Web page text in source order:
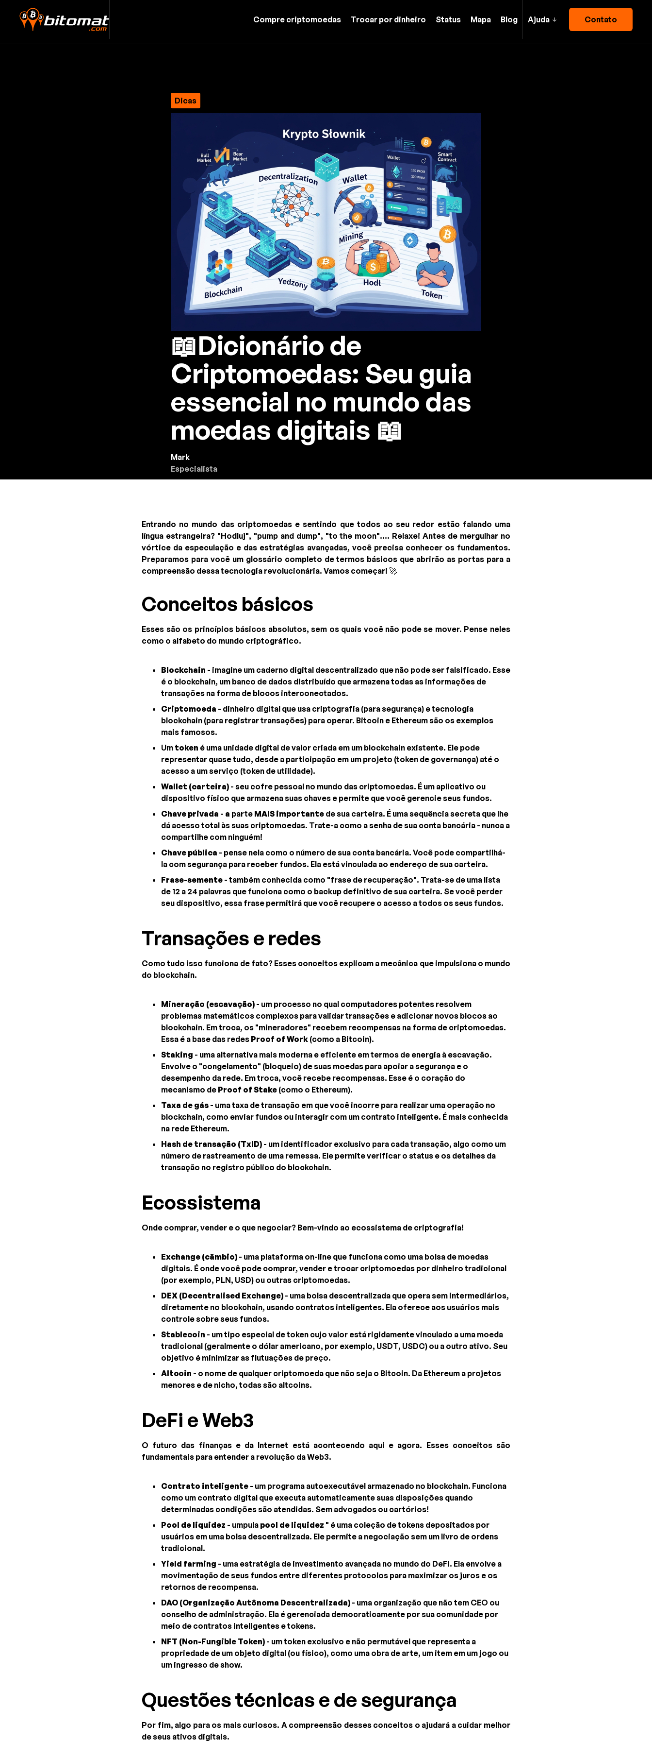
Compre criptomoedas Trocar por dinheiro Status Mapa Blog Ajuda Contato
Dicas
📖Dicionário de
Criptomoedas: Seu guia
essencial no mundo das
moedas digitais 📖
Mark
Especialista
Entrando no mundo das criptomoedas e sentindo que todos ao seu redor estão falando uma
língua estrangeira? "Hodluj", "pump and dump", "to the moon".... Relaxe! Antes de mergulhar no
vórtice da especulação e das estratégias avançadas, você precisa conhecer os fundamentos.
Preparamos para você um glossário completo de termos básicos que abrirão as portas para a
compreensão dessa tecnologia revolucionária. Vamos começar! 🚀
Conceitos básicos
Esses são os princípios básicos absolutos, sem os quais você não pode se mover. Pense neles
como o alfabeto do mundo criptográfico.
Blockchain - imagine um caderno digital descentralizado que não pode ser falsificado. Esse
é o blockchain, um banco de dados distribuído que armazena todas as informações de
transações na forma de blocos interconectados.
Criptomoeda - dinheiro digital que usa criptografia (para segurança) e tecnologia
blockchain (para registrar transações) para operar. Bitcoin e Ethereum são os exemplos
mais famosos.
Um token é uma unidade digital de valor criada em um blockchain existente. Ele pode
representar quase tudo, desde a participação em um projeto (token de governança) até o
acesso a um serviço (token de utilidade).
Wallet (carteira) - seu cofre pessoal no mundo das criptomoedas. É um aplicativo ou
dispositivo físico que armazena suas chaves e permite que você gerencie seus fundos.
Chave privada - a parte MAIS importante de sua carteira. É uma sequência secreta que lhe
dá acesso total às suas criptomoedas. Trate-a como a senha de sua conta bancária - nunca a
compartilhe com ninguém!
Chave pública - pense nela como o número de sua conta bancária. Você pode compartilhá-
la com segurança para receber fundos. Ela está vinculada ao endereço de sua carteira.
Frase-semente - também conhecida como "frase de recuperação". Trata-se de uma lista
de 12 a 24 palavras que funciona como o backup definitivo de sua carteira. Se você perder
seu dispositivo, essa frase permitirá que você recupere o acesso a todos os seus fundos.
Transações e redes
Como tudo isso funciona de fato? Esses conceitos explicam a mecânica que impulsiona o mundo
do blockchain.
Mineração (escavação) - um processo no qual computadores potentes resolvem
problemas matemáticos complexos para validar transações e adicionar novos blocos ao
blockchain. Em troca, os "mineradores" recebem recompensas na forma de criptomoedas.
Essa é a base das redes Proof of Work (como a Bitcoin).
Staking - uma alternativa mais moderna e eficiente em termos de energia à escavação.
Envolve o "congelamento" (bloqueio) de suas moedas para apoiar a segurança e o
desempenho da rede. Em troca, você recebe recompensas. Esse é o coração do
mecanismo de Proof of Stake (como o Ethereum).
Taxa de gás - uma taxa de transação em que você incorre para realizar uma operação no
blockchain, como enviar fundos ou interagir com um contrato inteligente. É mais conhecida
na rede Ethereum.
Hash de transação (TxID) - um identificador exclusivo para cada transação, algo como um
número de rastreamento de uma remessa. Ele permite verificar o status e os detalhes da
transação no registro público do blockchain.
Ecossistema
Onde comprar, vender e o que negociar? Bem-vindo ao ecossistema de criptografia!
Exchange (câmbio) - uma plataforma on-line que funciona como uma bolsa de moedas
digitais. É onde você pode comprar, vender e trocar criptomoedas por dinheiro tradicional
(por exemplo, PLN, USD) ou outras criptomoedas.
DEX (Decentralised Exchange) - uma bolsa descentralizada que opera sem intermediários,
diretamente no blockchain, usando contratos inteligentes. Ela oferece aos usuários mais
controle sobre seus fundos.
Stablecoin - um tipo especial de token cujo valor está rigidamente vinculado a uma moeda
tradicional (geralmente o dólar americano, por exemplo, USDT, USDC) ou a outro ativo. Seu
objetivo é minimizar as flutuações de preço.
Altcoin - o nome de qualquer criptomoeda que não seja o Bitcoin. Da Ethereum a projetos
menores e de nicho, todas são altcoins.
DeFi e Web3
O futuro das finanças e da Internet está acontecendo aqui e agora. Esses conceitos são
fundamentais para entender a revolução da Web3.
Contrato inteligente - um programa autoexecutável armazenado no blockchain. Funciona
como um contrato digital que executa automaticamente suas disposições quando
determinadas condições são atendidas. Sem advogados ou cartórios!
Pool de liquidez - umpula pool de liquidez " é uma coleção de tokens depositados por
usuários em uma bolsa descentralizada. Ele permite a negociação sem um livro de ordens
tradicional.
Yield farming - uma estratégia de investimento avançada no mundo do DeFi. Ela envolve a
movimentação de seus fundos entre diferentes protocolos para maximizar os juros e os
retornos de recompensa.
DAO (Organização Autônoma Descentralizada) - uma organização que não tem CEO ou
conselho de administração. Ela é gerenciada democraticamente por sua comunidade por
meio de contratos inteligentes e tokens.
NFT (Non-Fungible Token) - um token exclusivo e não permutável que representa a
propriedade de um objeto digital (ou físico), como uma obra de arte, um item em um jogo ou
um ingresso de show.
Questões técnicas e de segurança
Por fim, algo para os mais curiosos. A compreensão desses conceitos o ajudará a cuidar melhor
de seus ativos digitais.